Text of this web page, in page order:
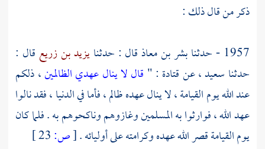
ذكر من قال ذلك :
1957 - حدثنا
بشر بن معاذقال : حدثنايزيد بن زريع قال :
حدثنا سعيد، عنقتادة : " قال لا ينال عهدي الظالمين، ذلكم
عند الله يوم القيامة ، لا ينال عهده ظالم ، فأما في الدنيا ، فقد نالوا
عهد الله ، فوارثوا به المسلمين وغازوهم وناكحوهم به . فلما كان
يوم القيامة قصر الله عهده وكرامته على أوليائه .[ص: